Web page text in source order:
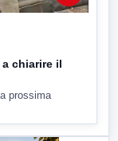
chiarire il
prossima